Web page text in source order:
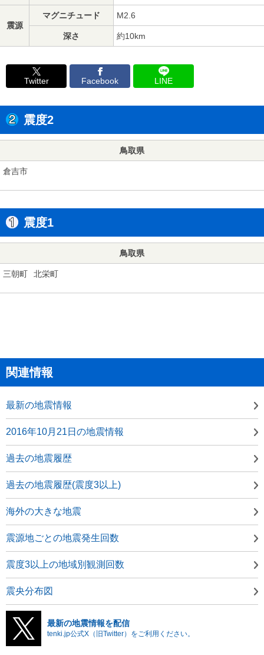
震源
マグニチュード M2.6
深さ 約10km
Twitter Facebook LINE
震度2
鳥取県
倉吉市
震度1
鳥取県
三朝町 北栄町
関連情報
最新の地震情報
2016年10月21日の地震情報
過去の地震履歴
過去の地震履歴(震度3以上)
海外の大きな地震
震源地ごとの地震発生回数
震度3以上の地域別観測回数
震央分布図
最新の地震情報を配信
tenki.jp公式X（旧Twitter）をご利用ください。